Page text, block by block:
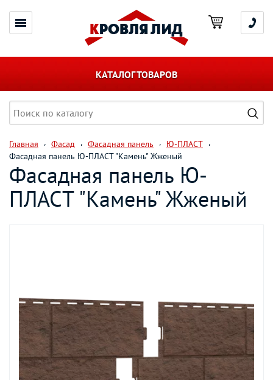
КАТАЛОГ ТОВАРОВ
Главная Фасад Фасадная панель
Ю-ПЛАСТ
Фасадная панель Ю-ПЛАСТ "Камень" Жженый
Фасадная панель Ю-
ПЛАСТ "Камень" Жженый